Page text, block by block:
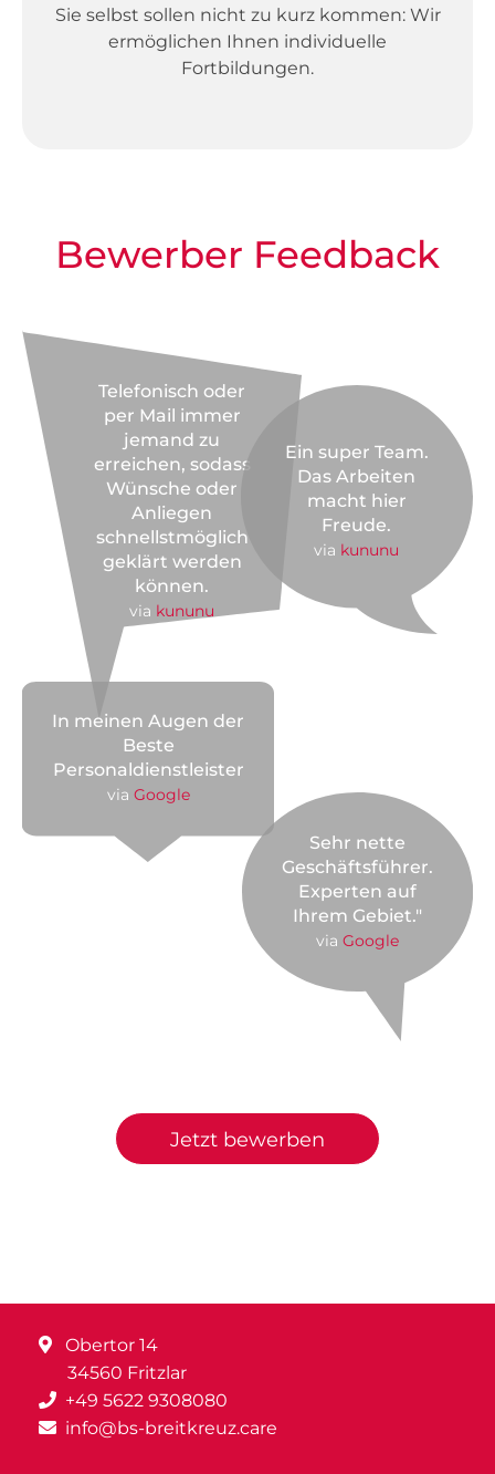
Sie selbst sollen nicht zu kurz kommen: Wir
ermöglichen Ihnen individuelle
Fortbildungen.
Bewerber Feedback
Telefonisch oder
per Mail immer
jemand zu
erreichen, sodass
Wünsche oder
Anliegen
schnellstmöglich
geklärt werden
können.
via kununu
Ein super Team.
Das Arbeiten
macht hier
Freude.
via kununu
In meinen Augen der
Beste
Personaldienstleister
via Google
Sehr nette
Geschäftsführer.
Experten auf
Ihrem Gebiet."
via Google
Jetzt bewerben
Obertor 14
34560 Fritzlar
+49 5622 9308080
info@bs-breitkreuz.care